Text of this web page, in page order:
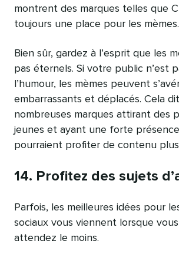
montrent des marques telles que
toujours une place pour les mèmes.
Bien sûr, gardez à l’esprit que les
pas éternels. Si votre public n’est
l’humour, les mèmes peuvent
embarrassants et déplacés. Cela
nombreuses marques attirant des
jeunes et ayant une forte
pourraient profiter de contenu plus
14. Profitez des sujets
Parfois, les meilleures idées pour
sociaux vous viennent lorsque
attendez le moins.